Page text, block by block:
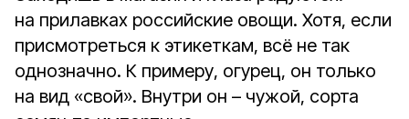
на прилавках российские овощи. Хотя, если
присмотреться к этикеткам, всё не так
однозначно. К примеру, огурец, он только
на вид «свой». Внутри он – чужой, сорта